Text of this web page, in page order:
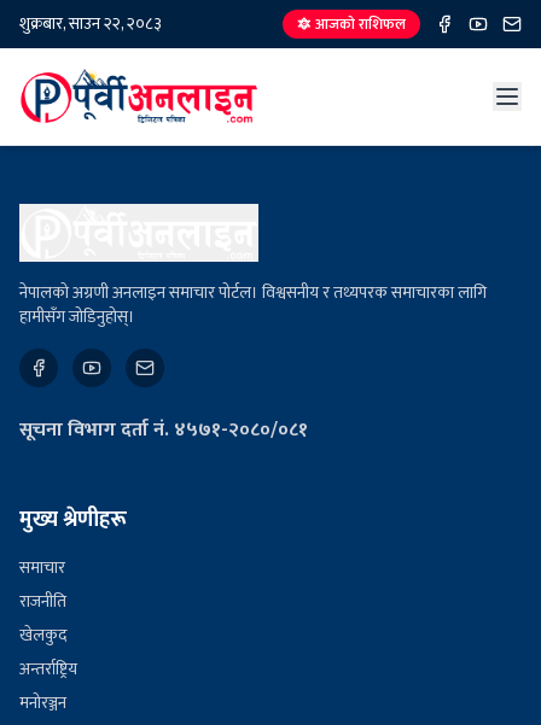
शुक्रबार, साउन २२, २०८३ 🔯 आजको राशिफल
नेपालको अग्रणी अनलाइन समाचार पोर्टल। विश्वसनीय र तथ्यपरक समाचारका लागि
हामीसँग जोडिनुहोस्।
सूचना विभाग दर्ता नं. ४५७१-२०८०/०८१
मुख्य श्रेणीहरू
समाचार
राजनीति
खेलकुद
अन्तर्राष्ट्रिय
मनोरञ्जन